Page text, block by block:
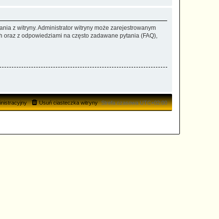
z witryny. Administrator witryny może zarejestrowanym
z odpowiedziami na często zadawane pytania (FAQ),
Strefa czasowaUTC+02:00
Usuń ciasteczka witryny